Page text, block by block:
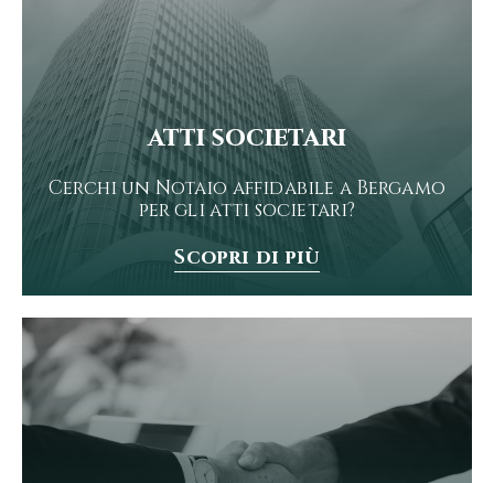
atti societari
Cerchi un Notaio affidabile a Bergamo
per gli atti societari?
Scopri di più